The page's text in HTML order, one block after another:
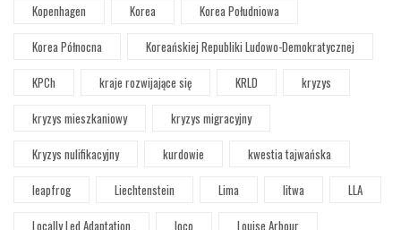
Kopenhagen
Korea
Korea Południowa
Korea Północna
Koreańskiej Republiki Ludowo-Demokratycznej
KPCh
kraje rozwijające się KRLD
kryzys
kryzys mieszkaniowy
kryzys migracyjny
Kryzys nulifikacyjny
kurdowie
kwestia tajwańska
leapfrog
Liechtenstein Lima litwa
LLA
Locally Led Adaptation
loco
Louise Arbour